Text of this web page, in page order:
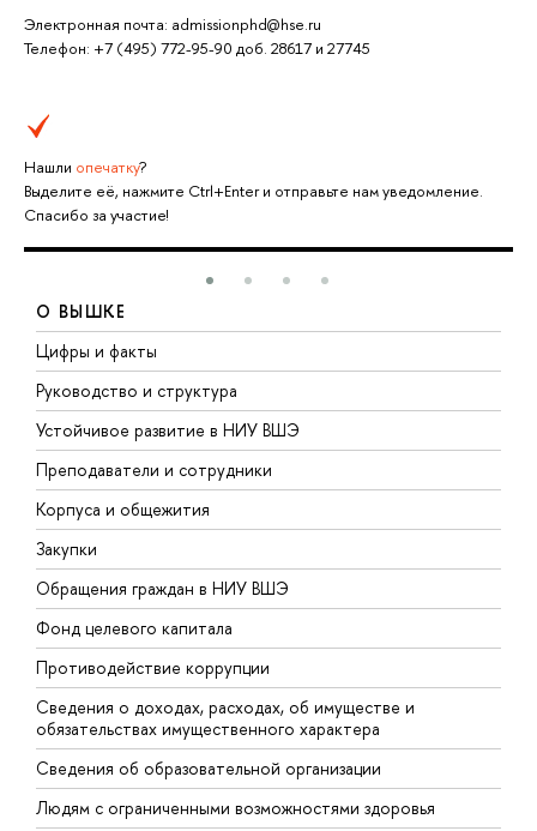
Электронная почта: admissionphd@hse.ru
Телефон: +7 (495) 772-95-90 доб. 28617 и 27745
Нашли опечатку?
Выделите её, нажмите Ctrl+Enter и отправьте нам уведомление.
Спасибо за участие!
О ВЫШКЕ
Цифры и факты
Руководство и структура
Устойчивое развитие в НИУ ВШЭ
Преподаватели и сотрудники
Корпуса и общежития
Закупки
Обращения граждан в НИУ ВШЭ
Фонд целевого капитала
Противодействие коррупции
Сведения о доходах, расходах, об имуществе и
обязательствах имущественного характера
Сведения об образовательной организации
Людям с ограниченными возможностями здоровья